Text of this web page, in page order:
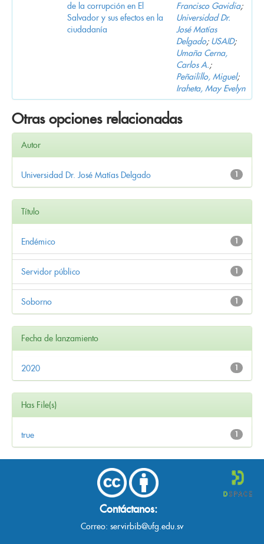
de la corrupción en El
Salvador y sus efectos en la
ciudadanía
Francisco Gavidia;
Universidad Dr.
José Matías
Delgado; USAID;
Umaña Cerna,
Carlos A.;
Peñailillo, Miguel;
Iraheta, May Evelyn
Otras opciones relacionadas
Autor
1
Universidad Dr. José Matías Delgado
Título
1
Endémico
1
Servidor público
1
Soborno
Fecha de lanzamiento
1
2020
Has File(s)
1
true
Contáctanos:
Correo: servirbib@ufg.edu.sv